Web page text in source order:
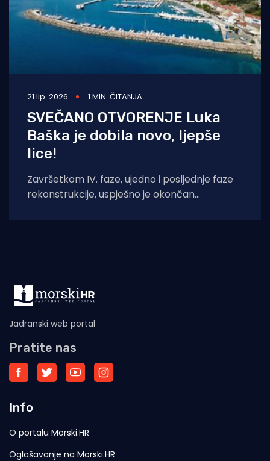
21 lip. 2026 1 MIN. ČITANJA
SVEČANO OTVORENJE Luka
Baška je dobila novo, ljepše
lice!
Završetkom IV. faze, ujedno i posljednje faze
rekonstrukcije, uspješno je okončan
Jadranski web portal
Pratite nas
Info
O portalu Morski.HR
Oglašavanje na Morski.HR